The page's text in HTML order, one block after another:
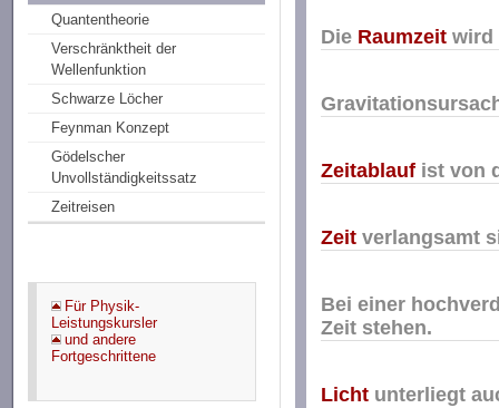
Quantentheorie
Verschränktheit der
Wellenfunktion
Schwarze Löcher
Feynman Konzept
Gödelscher
Unvollständigkeitssatz
Zeitreisen
Für Physik-
Leistungskursler
und andere
Fortgeschrittene
Die Raumzeit wird
Zeitablauf ist von
Zeit verlangsamt
Bei einer
Zeit stehen.
Licht unterliegt